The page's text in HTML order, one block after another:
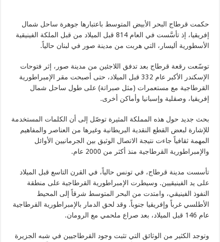
حكمت قرطاج البحر الأبيض المتوسط باعتبارها جوهرة ساحل شمال
إفريقيا، إذ تأسَّست في العام 814 قبل الميلاد من قبل الملكة الفينيقية
الأسطورية أليسار، التي هربت من مدينة صور في لبنان حالياً.
توسّعت رقعة قرطاج بعد تدفق اللاجئين من مدينة صور، إثر فتوحات
الإسكندر الأكبر عام 332 قبل الميلاد، حتى أصبحت مقر الإمبراطورية
القرطاجية مع مستعمرات (مثل صبراتة) على طول ساحل شمال
إفريقيا، وصقلية وإسبانيا وأماكن أخرى.
بحث جديد حول هذه المملكة المثيرة توصّل إلى أن الكلمات المستخدمة
للإشارة لبعض القطع النقدية البريطانية وغيرها من العناصر والمفاهيم
المهمة ثقافياً جاءت نتيجة الاتصال الوثيق بين الجرمانيين الأوائل
والإمبراطورية القرطاجية منذ أكثر من 2000 عام.
تأسست مدينة قرطاج، في تونس حالياً، في القرن التاسع قبل الميلاد
على يد الفينيقيين. وسيطرت الإمبراطورية القرطاجية على منطقة
النفوذ الفينيقي، وامتدت من البحر المتوسط شرقاً إلى المحيط
الأطلسي غرباً وإفريقيا جنوباً. وقد لحق الدمار بالإمبراطورية القرطاجية
عام 146 قبل الميلاد، بعد صراع ملحمي مع الرومان.
وتوجد الكثير من الوثائق التي تثبت وجود القرطاجيين في شبه الجزيرة